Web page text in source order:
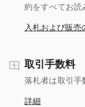
約をすべてお読
入札および販売
取引手数料
落札者は取引手
詳細